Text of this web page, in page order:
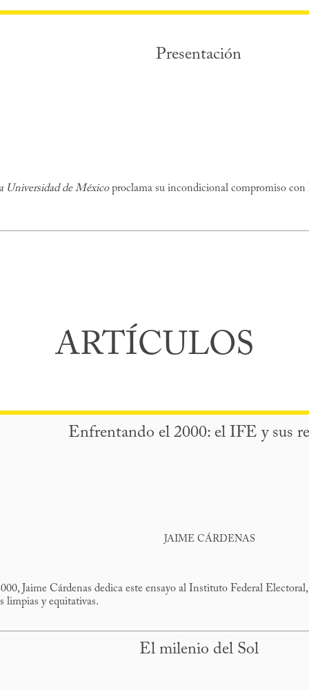
Presentación
Universidad de Méxicoproclama su incondicional compromiso
ARTÍCULOS
Enfrentando el 2000: el IFE y sus
JAIME CÁRDENAS
Jaime Cárdenas dedica este ensayo al Instituto Federal
limpias y equitativas.
El milenio del Sol